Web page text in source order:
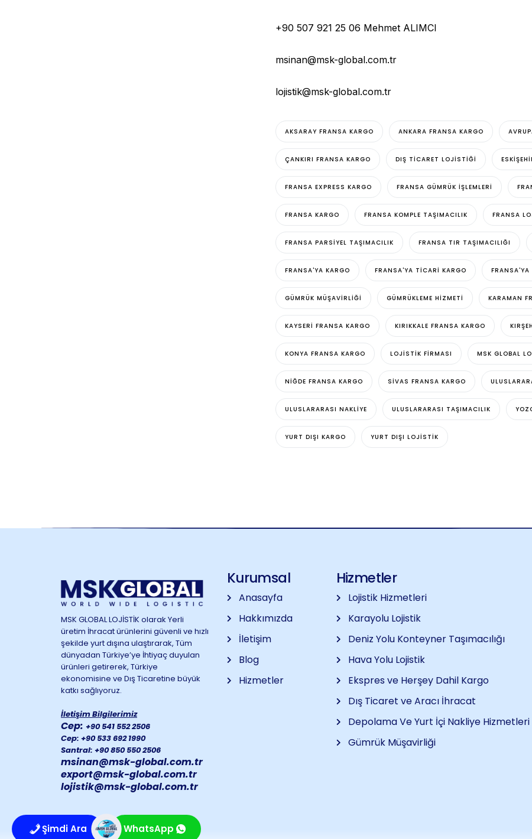
+90 507 921 25 06 Mehmet ALIMCI
msinan@msk-global.com.tr
lojistik@msk-global.com.tr
AKSARAY FRANSA KARGO ANKARA FRANSA KARGO
ÇANKIRI FRANSA KARGO DIŞ TICARET LOJISTIĞI
FRANSA EXPRESS KARGO FRANSA GÜMRÜK IŞLEMLERI
FRANSA KARGO FRANSA KOMPLE TAŞIMACILIK FRANSA
FRANSA PARSIYEL TAŞIMACILIK FRANSA TIR TAŞIMACILIĞI
FRANSA'YA KARGO FRANSA'YA TICARI KARGO FRANSA'YA
GÜMRÜK MÜŞAVIRLIĞI GÜMRÜKLEME HIZMETI KARAMAN
KAYSERI FRANSA KARGO KIRIKKALE FRANSA KARGO
KONYA FRANSA KARGO LOJISTIK FIRMASI MSK GLOBAL
NIĞDE FRANSA KARGO SIVAS FRANSA KARGO
ULUSLARARASI NAKLIYE ULUSLARARASI TAŞIMACILIK
YURT DIŞI KARGO YURT DIŞI LOJISTIK
MSK GLOBAL LOJİSTİK olarak Yerli
üretim İhracat ürünlerini güvenli ve hızlı
şekilde yurt dışına ulaştırarak, Tüm
dünyadan Türkiye’ye İhtiyaç duyulan
ürünleri getirerek, Türkiye
ekonomisine ve Dış Ticaretine büyük
katkı sağlıyoruz.
İletişim Bilgilerimiz
Cep: +90 541 552 2506
Cep: +90 533 692 1990
Santral: +90 850 550 2506
msinan@msk-global.com.tr
export@msk-global.com.tr
lojistik@msk-global.com.tr
Kurumsal
Anasayfa
Hakkımızda
İletişim
Blog
Hizmetler
Hizmetler
Lojistik Hizmetleri
Karayolu Lojistik
Deniz Yolu Konteyner Taşımacılığı
Hava Yolu Lojistik
Ekspres ve Herşey Dahil Kargo
Dış Ticaret ve Aracı İhracat
Depolama Ve Yurt İçi Nakliye Hizmetleri
Gümrük Müşavirliği
Şimdi Ara WhatsApp